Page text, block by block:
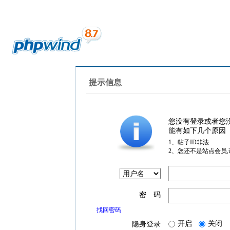
提示信息
您没有登录或者您
能有如下几个原因
1、帖子ID非法
2、您还不是站点会员
密 码
找回密码
隐身登录 开启 关闭